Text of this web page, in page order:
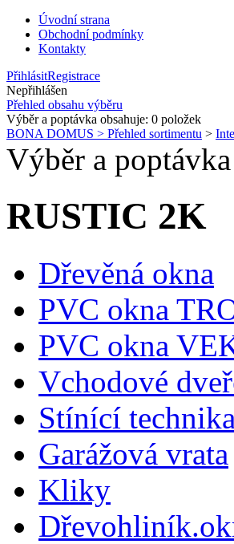
Úvodní strana
Obchodní podmínky
Kontakty
PřihlásitRegistrace
Nepřihlášen
Přehled obsahu výběru
Výběr a poptávka obsahuje: 0 položek
BONA DOMUS > Přehled sortimentu >
Výběr a poptávka
RUSTIC 2K
Dřevěná okna
PVC okna
PVC okna
Vchodové
Stínící technika
Garážová vrata
Kliky